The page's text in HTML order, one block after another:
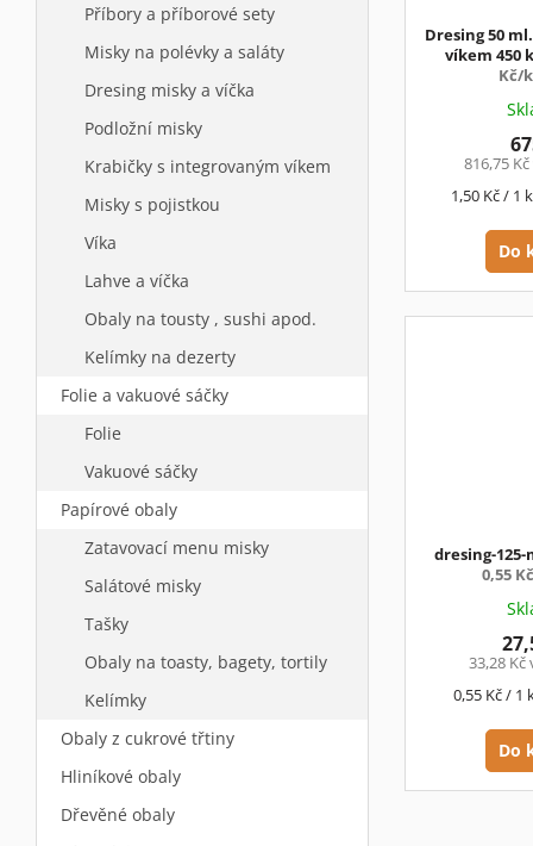
Příbory a příborové sety
Misky na polévky a saláty
Dresing misky a víčka
Podložní misky
Krabičky s integrovaným víkem
Misky s pojistkou
Víka
Lahve a víčka
Obaly na tousty , sushi apod.
Kelímky na dezerty
Folie a vakuové sáčky
Folie
Vakuové sáčky
Papírové obaly
Zatavovací menu misky
Salátové misky
Tašky
Obaly na toasty, bagety, tortily
Kelímky
Obaly z cukrové třtiny
Hliníkové obaly
Dřevěné obaly
Dresing 50
víkem 450
Kč/
816,75
Měrná
1,50 Kč / 1
Do
dresing-125-
0,55
33,28 Kč
Měrná
0,55 Kč / 1
Do